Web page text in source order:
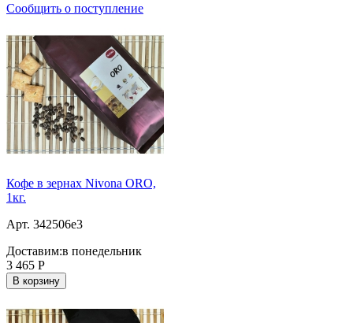
Сообщить о поступление
Кофе в зернах Nivona ORO,
1кг.
Арт. 342506e3
Доставим:в понедельник
3 465 Р
В корзину